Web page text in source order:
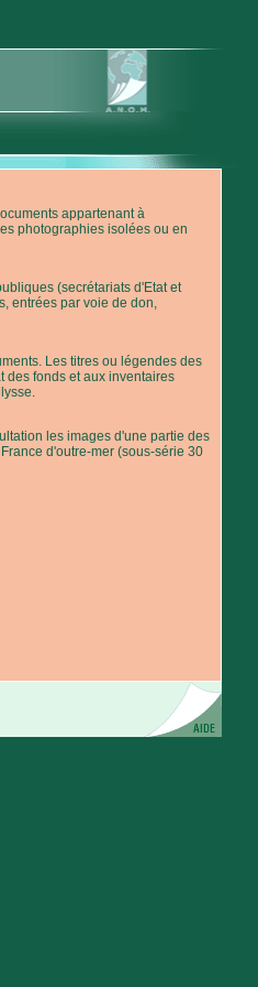
appartenant à
photographies isolées ou en
(secrétariats d'Etat et
entrées par voie de don,
Les titres ou légendes des
des fonds et aux inventaires
les images d'une partie des
d'outre-mer (sous-série 30